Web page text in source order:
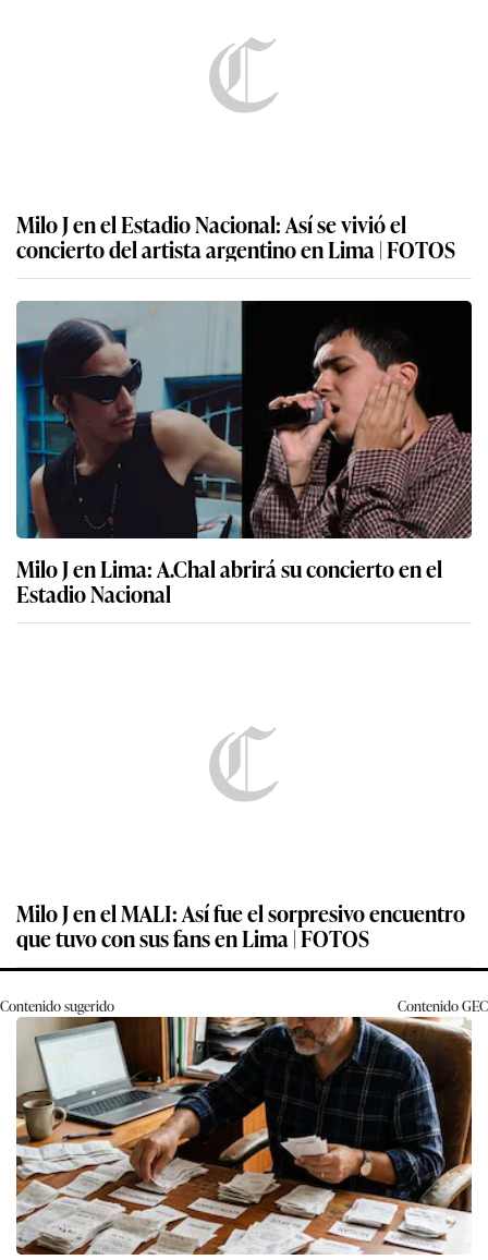
Milo J en el Estadio Nacional: Así se vivió el
concierto del artista argentino en Lima | FOTOS
Milo J en Lima: A.Chal abrirá su concierto en el
Estadio Nacional
Milo J en el MALI: Así fue el sorpresivo encuentro
que tuvo con sus fans en Lima | FOTOS
Contenido sugerido ContenidoGEC